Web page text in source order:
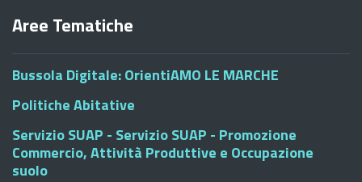
Aree Tematiche
Bussola Digitale: OrientiAMO LE MARCHE
Politiche Abitative
Servizio SUAP - Servizio SUAP - Promozione
Commercio, Attività Produttive e Occupazione
suolo